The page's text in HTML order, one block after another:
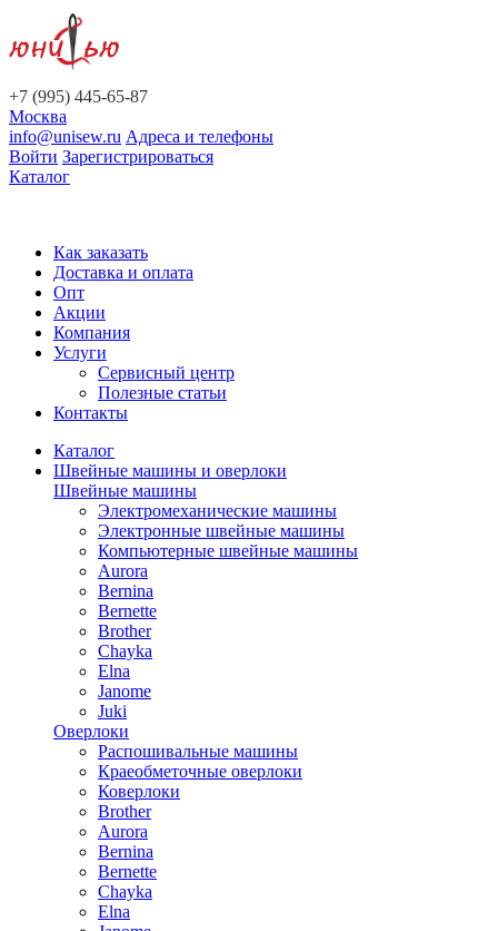
+7 (995) 445-65-87
Москва
info@unisew.ru Адреса и телефоны
Войти Зарегистрироваться
Каталог
Как заказать
Доставка и оплата
Опт
Акции
Компания
Услуги
Сервисный центр
Полезные статьи
Контакты
Каталог
Швейные машины и оверлоки
Швейные машины
Электромеханические машины
Электронные швейные машины
Компьютерные швейные машины
Aurora
Bernina
Bernette
Brother
Chayka
Elna
Janome
Juki
Оверлоки
Распошивальные машины
Краеобметочные оверлоки
Коверлоки
Brother
Aurora
Bernina
Bernette
Chayka
Elna